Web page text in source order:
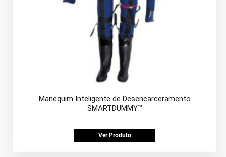
Manequim Inteligente de Desencarceramento
SMARTDUMMY™
Ver Produto